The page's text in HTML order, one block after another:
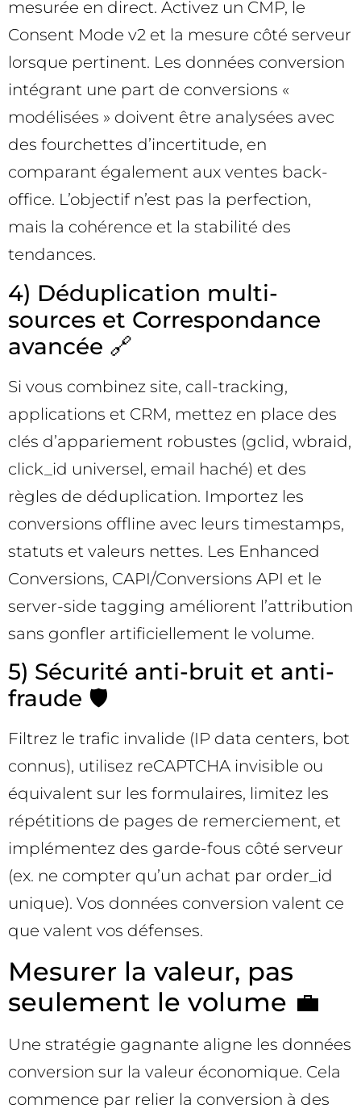
mesurée en direct. Activez un CMP, le
Consent Mode v2 et la mesure côté serveur
lorsque pertinent. Les données conversion
intégrant une part de conversions «
modélisées » doivent être analysées avec
des fourchettes d’incertitude, en
comparant également aux ventes back-
office. L’objectif n’est pas la perfection,
mais la cohérence et la stabilité des
tendances.
4) Déduplication multi-
sources et Correspondance
avancée 🔗
Si vous combinez site, call-tracking,
applications et CRM, mettez en place des
clés d’appariement robustes (gclid, wbraid,
click_id universel, email haché) et des
règles de déduplication. Importez les
conversions offline avec leurs timestamps,
statuts et valeurs nettes. Les Enhanced
Conversions, CAPI/Conversions API et le
server-side tagging améliorent l’attribution
sans gonfler artificiellement le volume.
5) Sécurité anti-bruit et anti-
fraude 🛡️
Filtrez le trafic invalide (IP data centers, bot
connus), utilisez reCAPTCHA invisible ou
équivalent sur les formulaires, limitez les
répétitions de pages de remerciement, et
implémentez des garde-fous côté serveur
(ex. ne compter qu’un achat par order_id
unique). Vos données conversion valent ce
que valent vos défenses.
Mesurer la valeur, pas
seulement le volume 💼
Une stratégie gagnante aligne les données
conversion sur la valeur économique. Cela
commence par relier la conversion à des